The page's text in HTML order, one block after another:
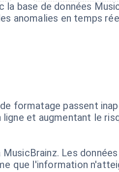
base de données
anomalies en temps
formatage passent
et augmentant le
Les
que l'information